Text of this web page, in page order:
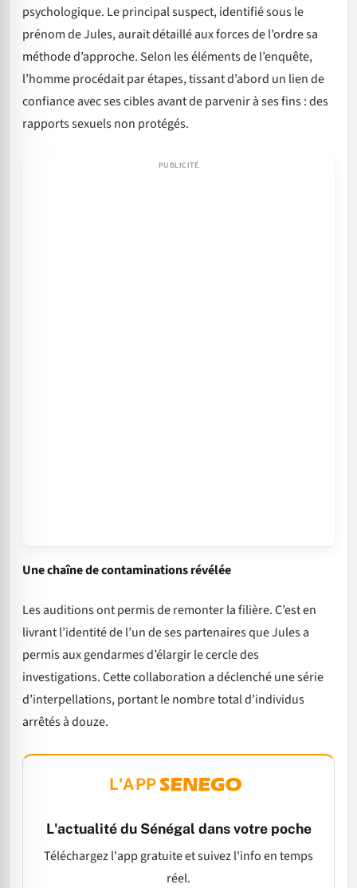
psychologique. Le principal suspect, identifié sous le
prénom de Jules, aurait détaillé aux forces de l’ordre sa
méthode d’approche. Selon les éléments de l’enquête,
l’homme procédait par étapes, tissant d’abord un lien de
confiance avec ses cibles avant de parvenir à ses fins : des
rapports sexuels non protégés.
Une chaîne de contaminations révélée
Les auditions ont permis de remonter la filière. C’est en
livrant l’identité de l’un de ses partenaires que Jules a
permis aux gendarmes d’élargir le cercle des
investigations. Cette collaboration a déclenché une série
d’interpellations, portant le nombre total d’individus
arrêtés à douze.
L'APP
L'actualité du Sénégal dans votre poche
Téléchargez l'app gratuite et suivez l'info en temps
réel.